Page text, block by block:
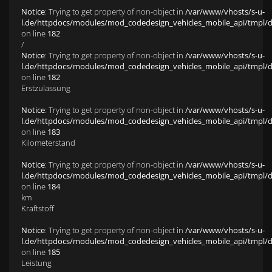
Notice: Trying to get property of non-object in /var/www/vhosts/s-u-
l.de/httpdocs/modules/mod_codedesign_vehicles_mobile_api/tmpl/
on line 182
/
Notice: Trying to get property of non-object in /var/www/vhosts/s-u-
l.de/httpdocs/modules/mod_codedesign_vehicles_mobile_api/tmpl/
on line 182
Erstzulassung
Notice: Trying to get property of non-object in /var/www/vhosts/s-u-
l.de/httpdocs/modules/mod_codedesign_vehicles_mobile_api/tmpl/
on line 183
Kilometerstand
Notice: Trying to get property of non-object in /var/www/vhosts/s-u-
l.de/httpdocs/modules/mod_codedesign_vehicles_mobile_api/tmpl/
on line 184
km
Kraftstoff
Notice: Trying to get property of non-object in /var/www/vhosts/s-u-
l.de/httpdocs/modules/mod_codedesign_vehicles_mobile_api/tmpl/
on line 185
Leistung